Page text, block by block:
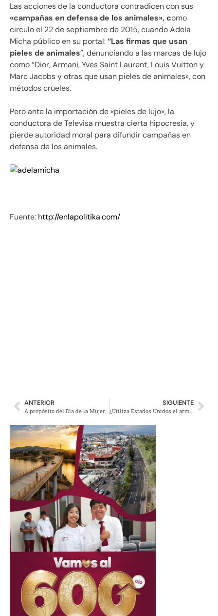
Las acciones de la conductora contradicen con sus
«campañas en defensa de los animales», como
circulo el 22 de septiembre de 2015, cuando Adela
Micha público en su portal:“Las firmas que usan
pieles de animales”, denunciando a las marcas de lujo
como “Dior, Armani, Yves Saint Laurent, Louis Vuitton y
Marc Jacobs y otras que usan pieles de animales», con
métodos crueles.
Pero ante la importación de «pieles de lujo», la
conductora de Televisa muestra cierta hipocresía, y
pierde autoridad moral para difundir campañas en
defensa de los animales.
Fuente: http://enlapolitika.com/
ANTERIOR SIGUIENTE